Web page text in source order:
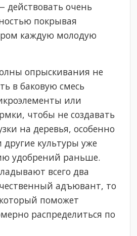
очень
покрывая
каждую молодую
опрыскивания не
в баковую смесь
или
чтобы не создавать
на деревья, особенно
культуры уже
удобрений раньше.
всего два
адъювант, то
поможет
распределиться по